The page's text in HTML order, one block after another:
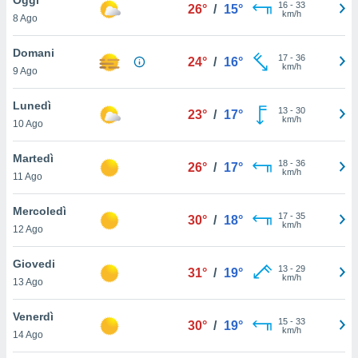
è
al sito
di
ci
di
il
un
la
nella
8 Ago
26° / 15° 16- 33
km/h
Domani
9 Ago
24° / 16° 17- 36
km/h
Lunedì
10 Ago
23° / 17° 13- 30
km/h
Martedì
11 Ago
26° / 17° 18- 36
km/h
Mercoledì
12 Ago
30° / 18° 17- 35
km/h
Giovedi
13 Ago
31° / 19° 13- 29
km/h
Venerdì
14 Ago
30° / 19° 15- 33
km/h